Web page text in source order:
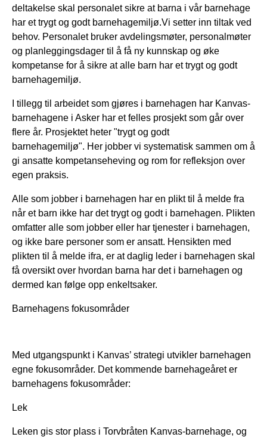
deltakelse skal personalet sikre at barna i vår barnehage
har et trygt og godt barnehagemiljø.Vi setter inn tiltak ved
behov. Personalet bruker avdelingsmøter, personalmøter
og planleggingsdager til å få ny kunnskap og øke
kompetanse for å sikre at alle barn har et trygt og godt
barnehagemiljø.
I tillegg til arbeidet som gjøres i barnehagen har Kanvas-
barnehagene i Asker har et felles prosjekt som går over
flere år. Prosjektet heter "trygt og godt
barnehagemiljø". Her jobber vi systematisk sammen om å
gi ansatte kompetanseheving og rom for refleksjon over
egen praksis.
Alle som jobber i barnehagen har en plikt til å melde fra
når et barn ikke har det trygt og godt i barnehagen. Plikten
omfatter alle som jobber eller har tjenester i barnehagen,
og ikke bare personer som er ansatt. Hensikten med
plikten til å melde ifra, er at daglig leder i barnehagen skal
få oversikt over hvordan barna har det i barnehagen og
dermed kan følge opp enkeltsaker.
Barnehagens fokusområder
Med utgangspunkt i Kanvas’ strategi utvikler barnehagen
egne fokusområder. Det kommende barnehageåret er
barnehagens fokusområder:
Lek
Leken gis stor plass i Torvbråten Kanvas-barnehage, og